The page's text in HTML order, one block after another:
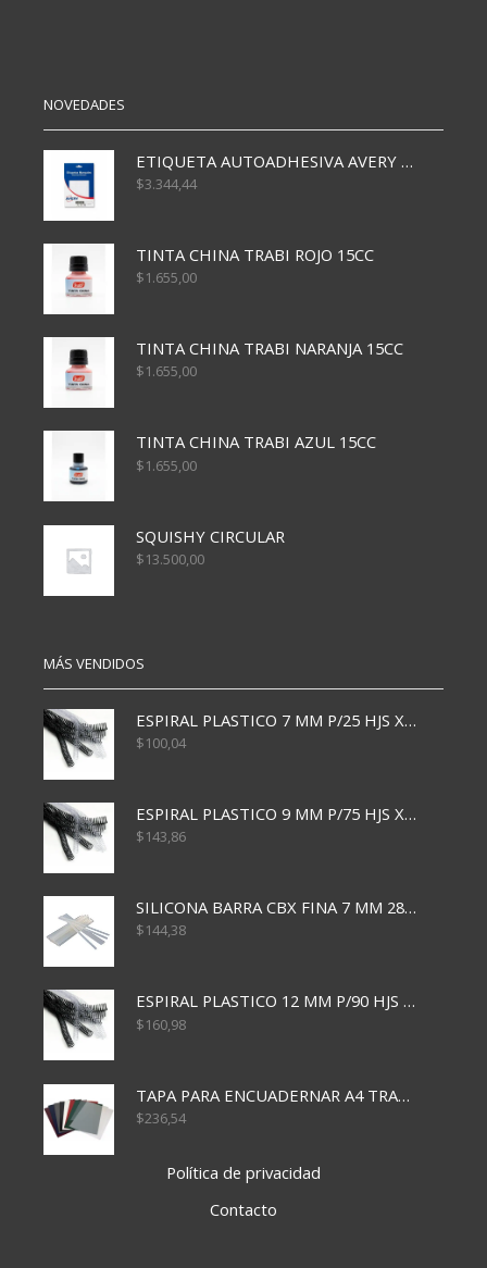
NOVEDADES
ETIQUETA AUTOADHESIVA AVERY 3026 30H 20 X 70
$3.344,44
TINTA CHINA TRABI ROJO 15CC
$1.655,00
TINTA CHINA TRABI NARANJA 15CC
$1.655,00
TINTA CHINA TRABI AZUL 15CC
$1.655,00
SQUISHY CIRCULAR
$13.500,00
MÁS VENDIDOS
ESPIRAL PLASTICO 7 MM P/25 HJS X50x3000
$100,04
ESPIRAL PLASTICO 9 MM P/75 HJS X50X2400
$143,86
SILICONA BARRA CBX FINA 7 MM 28 CM
$144,38
ESPIRAL PLASTICO 12 MM P/90 HJS X50X1500
$160,98
TAPA PARA ENCUADERNAR A4 TRANSP x50x500
$236,54
Política de privacidad
Contacto